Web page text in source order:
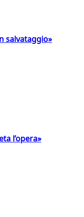
salvataggio»
l’opera»